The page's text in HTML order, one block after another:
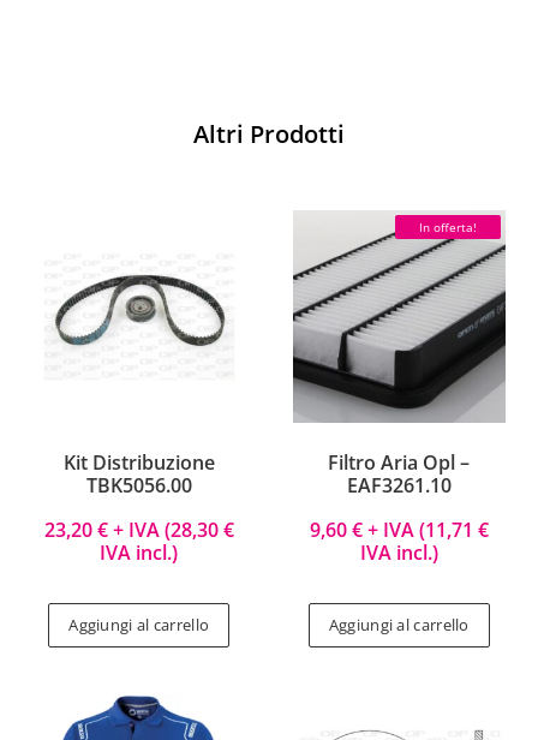
Altri Prodotti
Kit Distribuzione
TBK5056.00
23,20€+ IVA (28,30€
IVA incl.)
Aggiungi al carrello
In offerta!
Filtro Aria Opl –
EAF3261.10
9,60€+ IVA (11,71 €
IVA incl.)
Aggiungi al carrello